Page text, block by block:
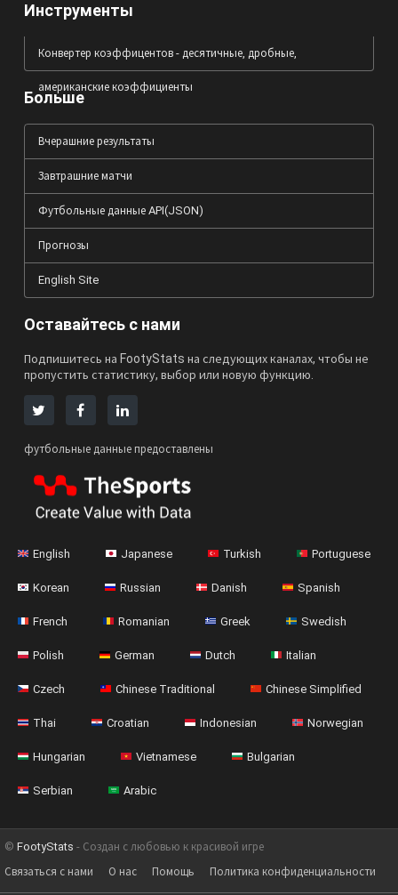
Инструменты
Конвертер коэффицентов - десятичные, дробные,
американские коэффициенты
Больше
Вчерашние результаты
Завтрашние матчи
Футбольные данные API(JSON)
Прогнозы
English Site
Оставайтесь с нами
Подпишитесь на FootyStats на следующих каналах, чтобы не
пропустить статистику, выбор или новую функцию.
футбольные данные предоставлены
English Japanese Turkish Portuguese
Korean Russian Danish Spanish
French Romanian Greek Swedish
Polish German Dutch Italian
Czech Chinese Traditional Chinese Simplified
Thai Croatian Indonesian Norwegian
Hungarian Vietnamese Bulgarian
Serbian Arabic
© FootyStats - Создан с любовью к красивой игре
Связаться с нами
О нас Помощь Политика конфиденциальности